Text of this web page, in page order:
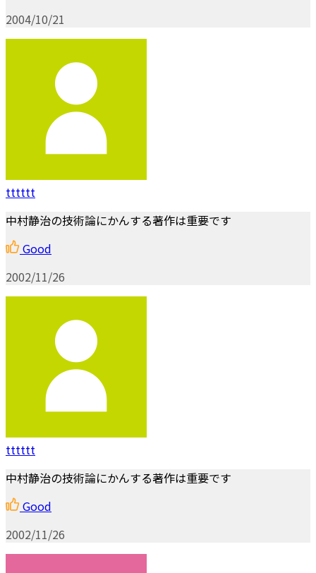
2004/10/21
tttttt
中村静治の技術論にかんする著作は重要です
Good
2002/11/26
tttttt
中村静治の技術論にかんする著作は重要です
Good
2002/11/26